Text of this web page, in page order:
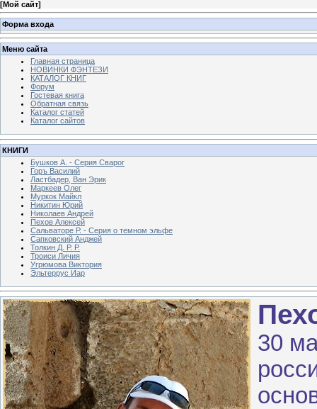
[Мой сайт]
Форма входа
Меню сайта
Главная страница
НОВИНКИ ФЭНТЕЗИ
КАТАЛОГ КНИГ
Форум
Гостевая книга
Обратная связь
Каталог статей
Каталог сайтов
КНИГИ
Бушков А. - Серия Сварог
Горъ Василий
Ластбадер, Ван Эрик
Маркеев Олег
Муркок Майкл
Никитин Юрий
Николаев Андрей
Пехов Алексей
Сальваторе Р. - Серия о темном эльфе
Сапковский Анджей
Толкин Д. Р. Р.
Троиси Личия
Угрюмова Виктория
Эльтеррус Иар
30